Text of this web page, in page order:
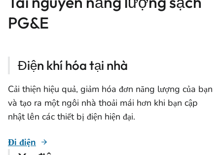
PG&E
Điện khí hóa tại nhà
Cải thiện hiệu quả, giảm hóa đơn năng lượng của bạn
và tạo ra một ngôi nhà thoải mái hơn khi bạn cập
nhật lên các thiết bị điện hiện đại.
Đi điện